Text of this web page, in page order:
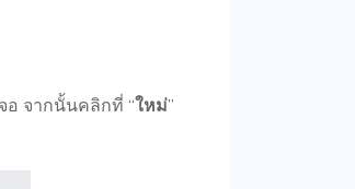
อ จากนั้นคลิกที่ “ใหม่”